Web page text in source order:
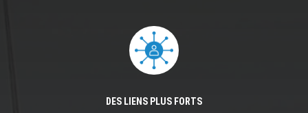
DES LIENS PLUS FORTS